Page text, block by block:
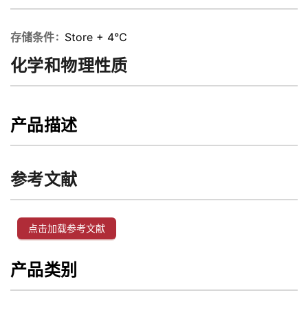
存储条件 Store + 4℃
化学和物理性质
产品描述
参考文献
点击加载参考文献
产品类别